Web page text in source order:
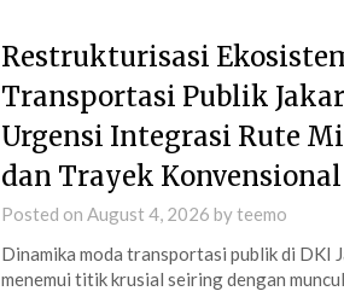
Restrukturisasi
Transportasi Publik
Urgensi Integrasi Rute
dan Trayek Konvensional
Posted on August 4, 2026 byteemo
Dinamika moda transportasi publik di DKI
menemui titik krusial seiring dengan